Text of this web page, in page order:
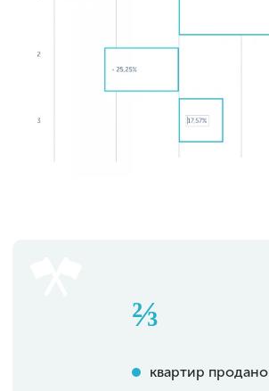
⅔
квартир продано